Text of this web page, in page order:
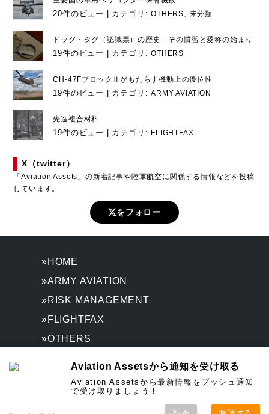
20件のビュー カテゴリ:OTHERS, 未分類
ドッグ・タグ（認識票）の歴史－その慣習と愛称の始まり
19件のビュー カテゴリ:OTHERS
CH-47FブロックⅡがもたらす機動上の優位性
19件のビュー カテゴリ:ARMY AVIATION
先進複合材料
19件のビュー カテゴリ: FLIGHTFAX
X（twitter）
「Aviation Assets」の新着記事や陸軍航空に関係する情報などを投稿
しています。
をフォロー
»HOME
»ARMY AVIATION
»RISK MANAGEMENT
»FLIGHTFAX
»OTHERS
»ABOUT
お問い合わせ
Aviation Assetsから通知を受け取る
Aviation Assetsから最新情報をプッシュ通知
で受け取りましょう！